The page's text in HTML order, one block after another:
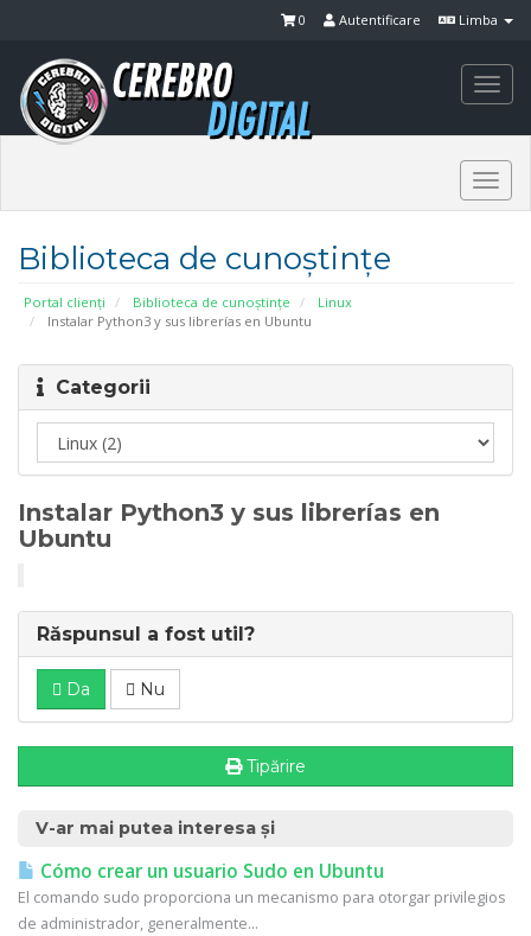
Limba
Autentificare
0
Biblioteca de cunoștințe
Portal clienți Biblioteca de cunoștințe
Linux
Instalar Python3 y sus librerías en Ubuntu
Categorii
Instalar Python3 y sus librerías en
Ubuntu
Răspunsul a fost util?
Da Nu
Tipărire
V-ar mai putea interesa și
Cómo crear un usuario Sudo en Ubuntu
El comando sudo proporciona un mecanismo para otorgar privilegios
de administrador, generalmente...